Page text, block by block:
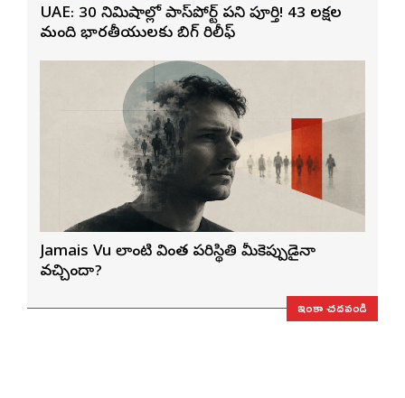
UAE: 30 నిమిషాల్లో పాస్‌పోర్ట్ పని పూర్తి! 43 లక్షల
మంది భారతీయులకు బిగ్ రిలీఫ్
Jamais Vu లాంటి వింత పరిస్థితి మీకెప్పుడైనా
వచ్చిందా?
ఇంకా చదవండి